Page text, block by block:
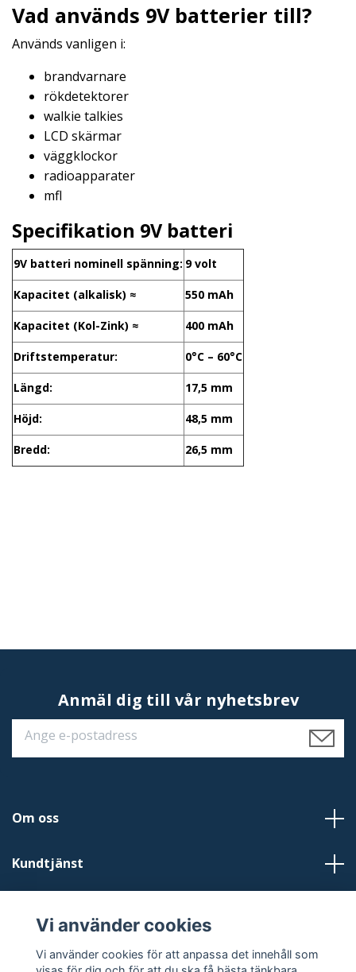
Vad används 9V batterier till?
Används vanligen i:
brandvarnare
rökdetektorer
walkie talkies
LCD skärmar
väggklockor
radioapparater
mfl
Specifikation 9V batteri
9V batteri nominell spänning: 9 volt
Kapacitet (alkalisk) ≈ 550 mAh
Kapacitet (Kol-Zink) ≈ 400 mAh
Driftstemperatur: 0°C – 60°C
Längd: 17,5 mm
Höjd: 48,5 mm
Bredd: 26,5 mm
Anmäl dig till vår nyhetsbrev
Om oss
Kundtjänst
Sociala medier
Vi använder cookies
Vi använder cookies för att anpassa det innehåll som